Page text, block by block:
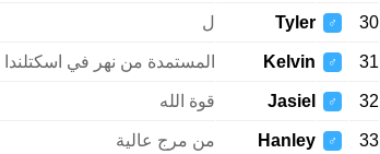
30
♂
Tyler ل
31
♂
Kelvin المستمدة من نهر في اسكتلندا
32
♂
Jasiel قوة الله
33
♂
Hanley من مرج عالية